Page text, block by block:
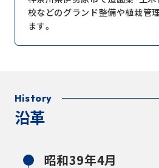
校などのグランド整備や植栽管
ます。
History
沿革
昭和39年4月